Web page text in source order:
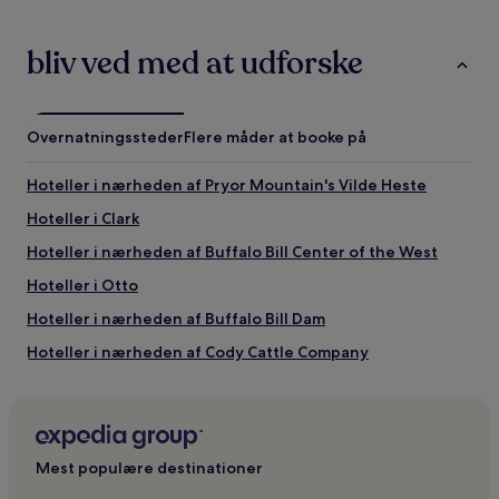
bliv ved med at udforske
OvernatningsstederFlere måder at booke på
Hoteller i nærheden af Pryor Mountain's Vilde Heste
Hoteller i Clark
Hoteller i nærheden af Buffalo Bill Center of the West
Hoteller i Otto
Hoteller i nærheden af Buffalo Bill Dam
Hoteller i nærheden af Cody Cattle Company
Hoteller i nærheden af Buffalo Bill Reservoir
Mest populære destinationer